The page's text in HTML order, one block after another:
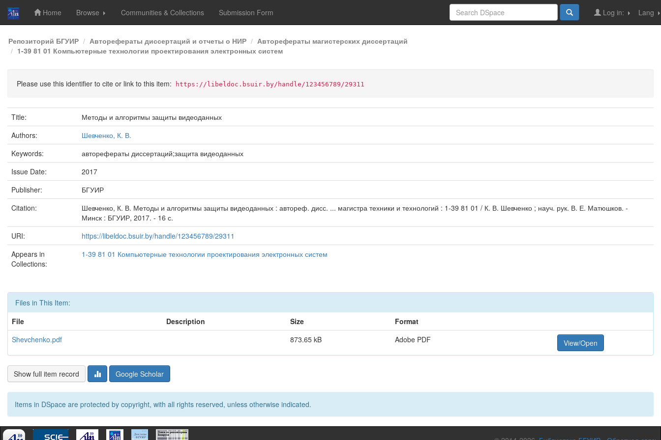
Skip
navigation
Home Browse Communities & Collections Submission Form Lang
Log in:
Репозиторий БГУИР Авторефераты диссертаций и отчеты о НИР
Авторефераты магистерских диссертаций
1-39 81 01 Компьютерные технологии проектирования электронных систем
Please use this identifier to cite or link to this item: https://libeldoc.bsuir.by/handle/123456789/29311
Title:
Методы и алгоритмы защиты видеоданных
Authors:
Шевченко, К. В.
Keywords:
авторефераты диссертаций;защита видеоданных
Issue Date:
2017
Publisher:
БГУИР
Citation:
Шевченко, К. В. Методы и алгоритмы защиты видеоданных : автореф. дисс. ... магистра техники и технологий : 1-39 81 01 / К. В. Шевченко ; науч. рук. В. Е. Матюшков. -
Минск : БГУИР, 2017. - 16 с.
URI:
https://libeldoc.bsuir.by/handle/123456789/29311
Appears in
Collections:
1-39 81 01 Компьютерные технологии проектирования электронных систем
Files in This Item:
File
Description Size
Format
Shevchenko.pdf
873.65 kB Adobe PDF View/Open
Show full item record Google Scholar
Items in DSpace are protected by copyright, with all rights reserved, unless otherwise indicated.